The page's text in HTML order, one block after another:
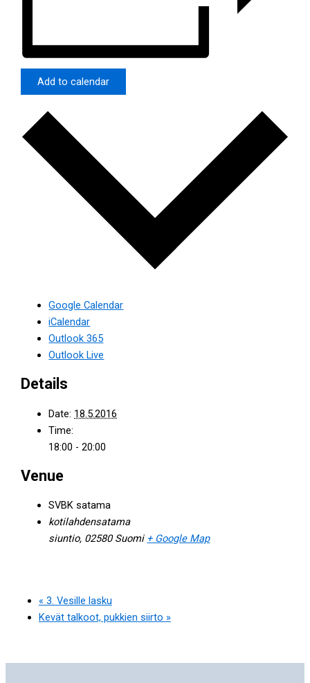
Add to calendar
Google Calendar
iCalendar
Outlook 365
Outlook Live
Details
Date: 18.5.2016
Time:
18:00 - 20:00
Venue
SVBK satama
kotilahdensatama
siuntio, 02580 Suomi + Google Map
« 3. Vesille lasku
Kevät talkoot, pukkien siirto »